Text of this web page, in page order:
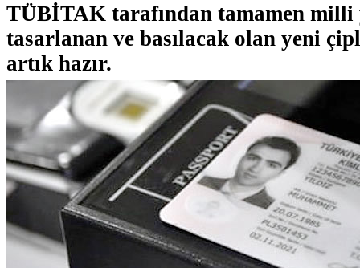
TÜBİTAK tarafından tamamen milli
tasarlanan ve basılacak olan yeni
artık hazır.